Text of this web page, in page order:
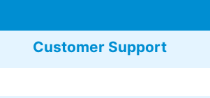
Customer Support